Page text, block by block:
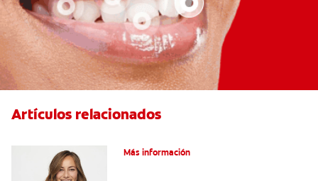
Artículos relacionados
Más información